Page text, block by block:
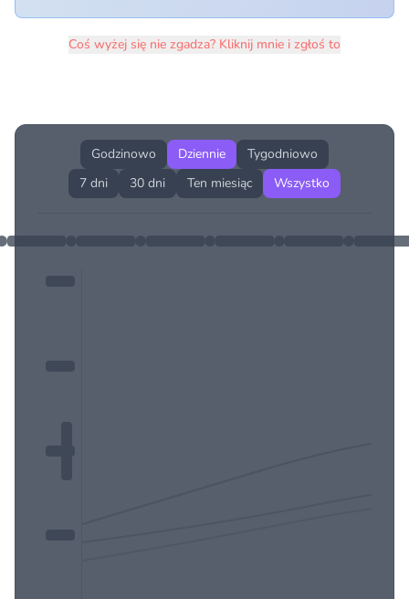
Coś wyżej się nie zgadza? Kliknij mnie i zgłoś to
Godzinowo Dziennie
Tygodniowo
7 dni
30 dni Ten miesiąc Wszystko